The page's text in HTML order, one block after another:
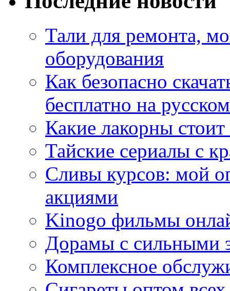
Тали для ремонта,
оборудования
Как безопасно
бесплатно на
Какие лакорны
Тайские сериалы с
Сливы курсов: мой
акциями
Kinogo фильмы
Дорамы с сильными
Комплексное